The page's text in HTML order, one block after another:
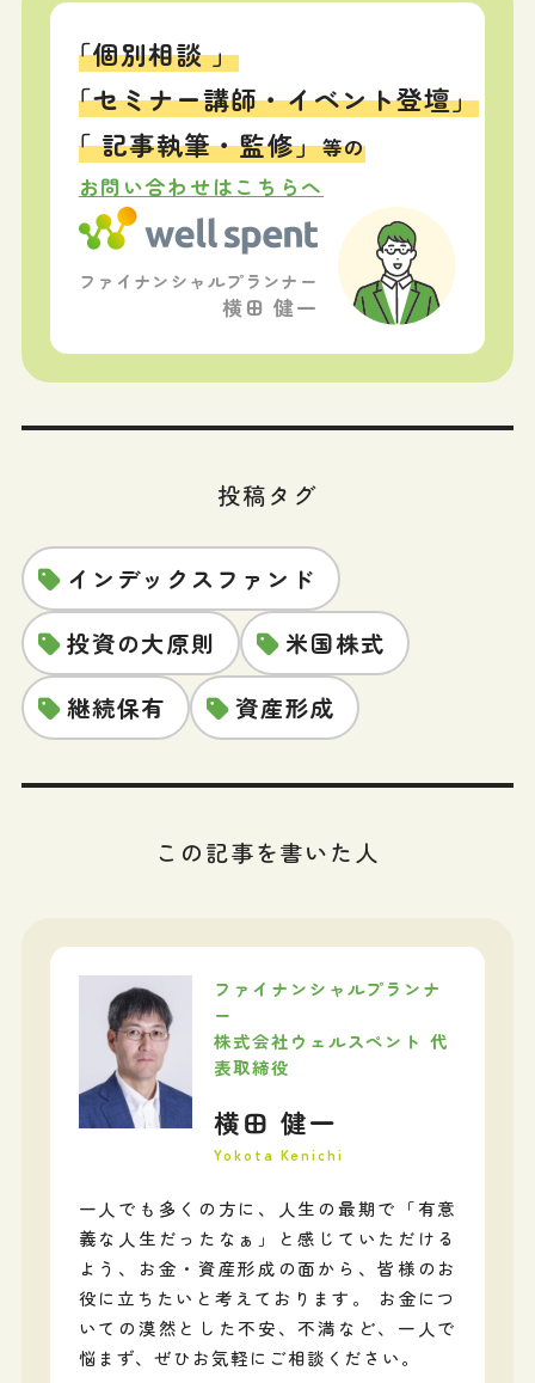
「個別相談 」
「セミナー講師・イベント登壇」
「 記事執筆・監修」等の
お問い合わせはこちらへ
ファイナンシャルプランナー
横田 健一
投稿タグ
インデックスファンド
投資の大原則
米国株式
継続保有
資産形成
この記事を書いた人
ファイナンシャルプランナ
ー
株式会社ウェルスペント 代
表取締役
横田 健一
Yokota Kenichi
一人でも多くの方に、人生の最期で「有意
義な人生だったなぁ」と感じていただける
よう、お金・資産形成の面から、皆様のお
役に立ちたいと考えております。 お金につ
いての漠然とした不安、不満など、一人で
悩まず、ぜひお気軽にご相談ください。